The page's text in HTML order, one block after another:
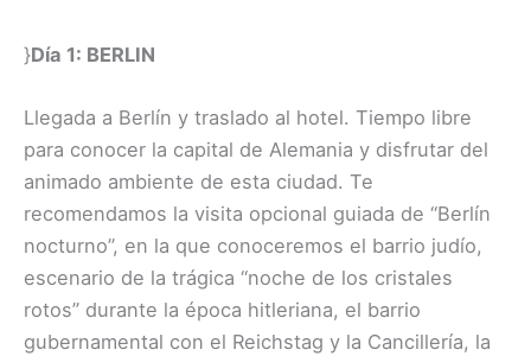
}Día 1: BERLIN
Llegada a Berlín y traslado al hotel. Tiempo libre
para conocer la capital de Alemania y disfrutar del
animado ambiente de esta ciudad. Te
recomendamos la visita opcional guiada de “Berlín
nocturno”, en la que conoceremos el barrio judío,
escenario de la trágica “noche de los cristales
rotos” durante la época hitleriana, el barrio
gubernamental con el Reichstag y la Cancillería, la